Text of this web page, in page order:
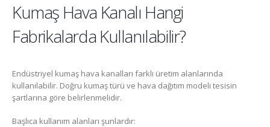
Kumaş Hava Kanalı Hangi
Fabrikalarda Kullanılabilir?
Endüstriyel kumaş hava kanalları farklı üretim alanlarında
kullanılabilir. Doğru kumaş türü ve hava dağıtım modeli tesisin
şartlarına göre belirlenmelidir.
Başlıca kullanım alanları şunlardır: